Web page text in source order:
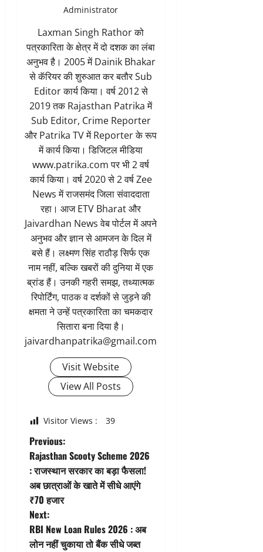
Administrator
Laxman Singh Rathor को
पत्रकारिता के क्षेत्र में दो दशक का लंबा
अनुभव है। 2005 में Dainik Bhakar
से कॅरियर की शुरुआत कर बतौर Sub
Editor कार्य किया। वर्ष 2012 से
2019 तक Rajasthan Patrika में
Sub Editor, Crime Reporter
और Patrika TV में Reporter के रूप
में कार्य किया। डिजिटल मीडिया
www.patrika.com पर भी 2 वर्ष
कार्य किया। वर्ष 2020 से 2 वर्ष Zee
News में राजसमंद जिला संवाददाता
रहा। आज ETV Bharat और
Jaivardhan News वेब पोर्टल में अपने
अनुभव और ज्ञान से आमजन के दिल में
बसे हैं। लक्ष्मण सिंह राठौड़ सिर्फ एक
नाम नहीं, बल्कि खबरों की दुनिया में एक
ब्रांड हैं। उनकी गहरी समझ, तथ्यात्मक
रिपोर्टिंग, पाठक व दर्शकों से जुड़ने की
क्षमता ने उन्हें पत्रकारिता का चमकदार
सितारा बना दिया है।
jaivardhanpatrika@gmail.com
Visit Website
View All Posts
Visitor Views : 39
P
o
s
t
n
Previous:
Rajasthan Scooty Scheme 2026
: राजस्थान सरकार का बड़ा फैसला!
अब छात्राओं के खाते में सीधे आएंगे
₹70 हजार
Next:
RBI New Loan Rules 2026 : अब
लोन नहीं चुकाया तो बैंक सीधे जब्त